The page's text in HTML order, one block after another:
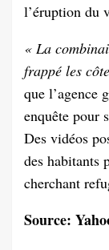
l’éruption du
« La
frappé les
que l’agence
enquête pour
Des vidéos
des habitants
cherchant
Source: